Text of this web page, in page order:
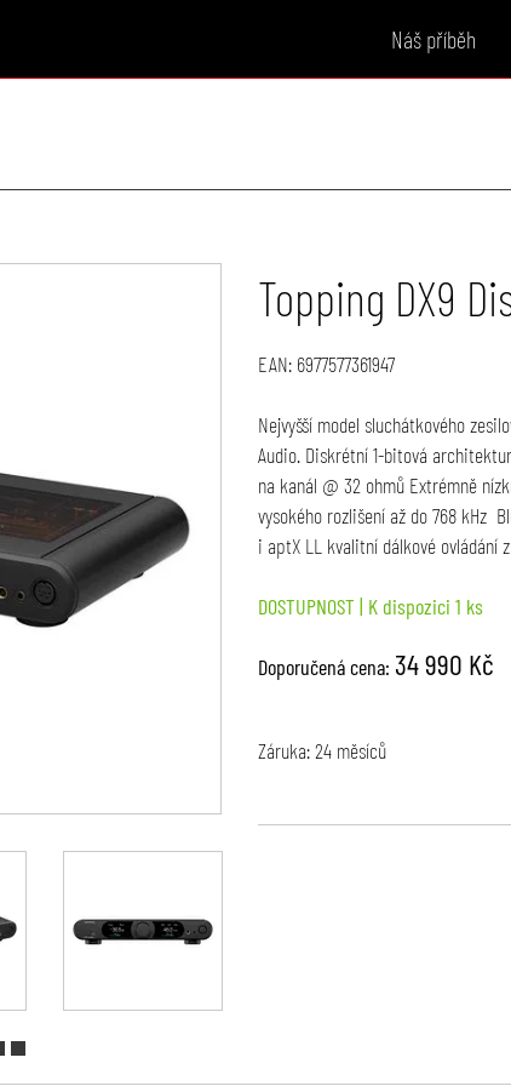
Náš příběh
Topping DX9
EAN:6977577361947
Nejvyšší model sluchátkového
Audio. Diskrétní 1-bitová
na kanál @ 32 ohmů Extrémně
vysokého rozlišení až do 768 kHz
i aptX LL kvalitní dálkové ovládání
DOSTUPNOST | K dispozici 1 ks
Doporučená cena: 34 990 Kč
Záruka: 24 měsíců